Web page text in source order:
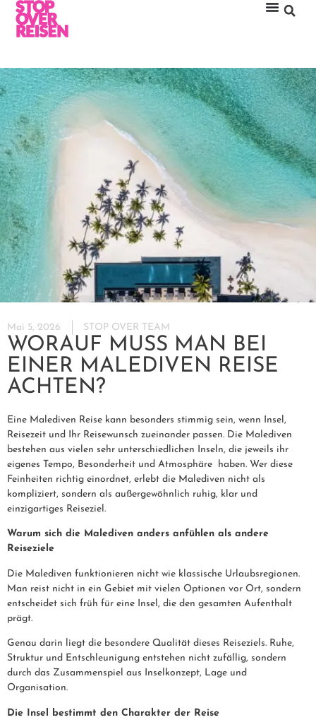
Mai 5, 2026 STOP OVER TEAM
WORAUF MUSS MAN BEI
EINER MALEDIVEN REISE
ACHTEN?
Eine Malediven Reise kann besonders stimmig sein, wenn Insel,
Reisezeit und Ihr Reisewunsch zueinander passen. Die Malediven
bestehen aus vielen sehr unterschiedlichen Inseln, die jeweils ihr
eigenes Tempo, Besonderheit und Atmosphäre haben. Wer diese
Feinheiten richtig einordnet, erlebt die Malediven nicht als
kompliziert, sondern als außergewöhnlich ruhig, klar und
einzigartiges Reiseziel.
Warum sich die Malediven anders anfühlen als andere
Reiseziele
Die Malediven funktionieren nicht wie klassische Urlaubsregionen.
Man reist nicht in ein Gebiet mit vielen Optionen vor Ort, sondern
entscheidet sich früh für eine Insel, die den gesamten Aufenthalt
prägt.
Genau darin liegt die besondere Qualität dieses Reiseziels. Ruhe,
Struktur und Entschleunigung entstehen nicht zufällig, sondern
durch das Zusammenspiel aus Inselkonzept, Lage und
Organisation.
Die Insel bestimmt den Charakter der Reise